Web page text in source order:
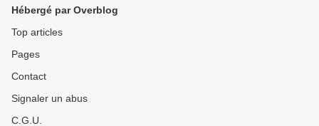
Hébergé par Overblog
Top articles
Pages
Contact
Signaler un abus
C.G.U.